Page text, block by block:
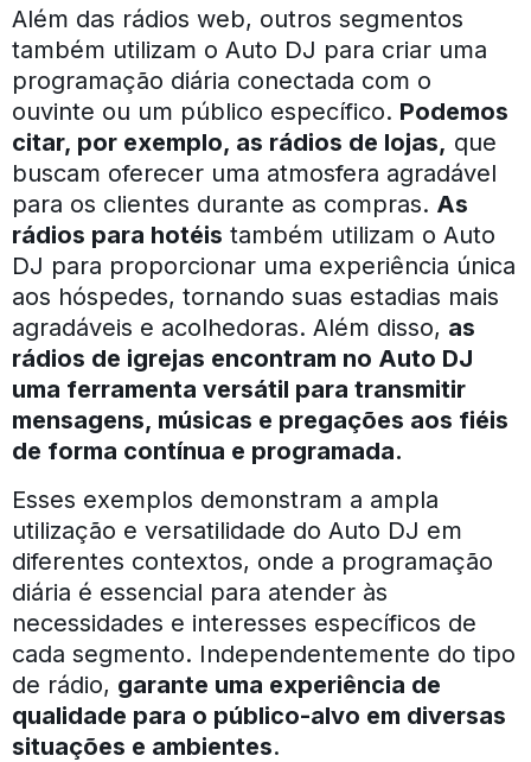
Além das rádios web, outros segmentos
também utilizam o Auto DJ para criar uma
programação diária conectada com o
ouvinte ou um público específico. Podemos
citar, por exemplo, as rádios de lojas, que
buscam oferecer uma atmosfera agradável
para os clientes durante as compras. As
rádios para hotéis também utilizam o Auto
DJ para proporcionar uma experiência única
aos hóspedes, tornando suas estadias mais
agradáveis e acolhedoras. Além disso, as
rádios de igrejas encontram no Auto DJ
uma ferramenta versátil para transmitir
mensagens, músicas e pregações aos fiéis
de forma contínua e programada.
Esses exemplos demonstram a ampla
utilização e versatilidade do Auto DJ em
diferentes contextos, onde a programação
diária é essencial para atender às
necessidades e interesses específicos de
cada segmento. Independentemente do tipo
de rádio, garante uma experiência de
qualidade para o público-alvo em diversas
situações e ambientes.